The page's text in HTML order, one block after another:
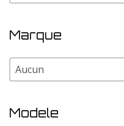
Marque
Marque
Marque
Modele